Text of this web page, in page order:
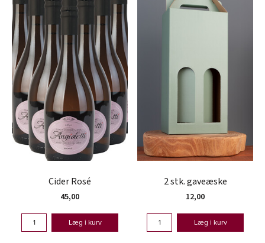
Cider Rosé
45,00
Læg i kurv
2 stk. gaveæske
12,00
Læg i kurv